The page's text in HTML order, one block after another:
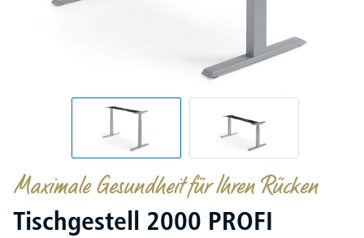
Maximale Gesundheit für Ihren Rücken
Tischgestell 2000 PROFI